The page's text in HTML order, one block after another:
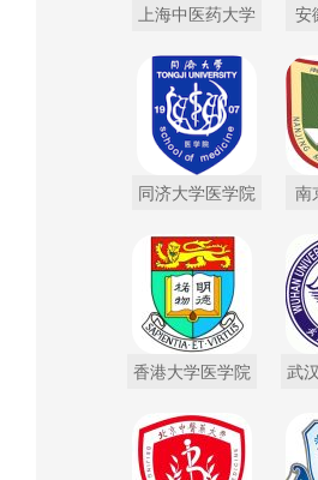
上海中医药大学 安
同济大学医学院 南
香港大学医学院 武